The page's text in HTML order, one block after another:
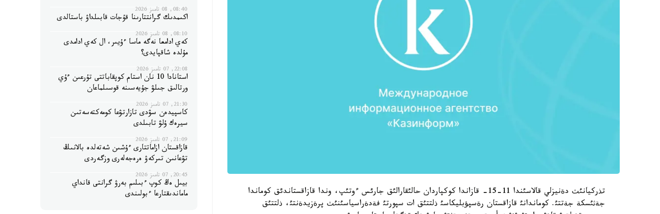
تذركيانئث دةنيزلي قالاسئندا 11-15- قازاندا كوكپاردان حالئقارالئق جارئس ءوتئپ، وندا قازاقستاندئق كوماندا
جةثئسكة جةتتئ. كوماندانئ قازاقستان رةسپؤبليكاسئ ذلتتئق ات سپورتئ فةدةراسياسئنئث پرةزيدةنتئ، ذلتتئق
08:40, 08 تامىز 2026
اكىمدىك گرانتتارىنا قۇجات قابىلداۋ باستالدى
08:10, 08 تامىز 2026
كەي ادامعا نەگە ماسا ءۇيىر، ال كەي ادامدى
مۇلدە شاقپايدى؟
22:08, 07 تامىز 2026
استانادا 10 نان استام كوپقاباتتى تۇرعىن ءۇي
ورتالىق جىلۋ جۇيەسىنە قوسىلماعان
21:30, 07 تامىز 2026
كاسپيدەن سۋدى تازارتۋعا كومەكتەسەتىن
سيرەك ۇلۋ تابىلدى
21:09, 07 تامىز 2026
قازاقستان ازاماتتارى ءۇشىن شەتەلدە بالانىڭ
تۋعانىن تىركەۋ ەرەجەلەرى وزگەردى
20:45, 07 تامىز 2026
بيىل ەڭ كوپ ءبىلىم بەرۋ گرانتى قانداي
ماماندىقتارعا ءبولىندى